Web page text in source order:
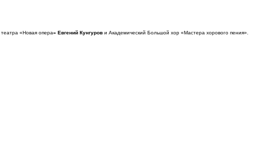
театра «Новая опера» Евгений Кунгуров и Академический Большой хор «Мастера хорового пения».